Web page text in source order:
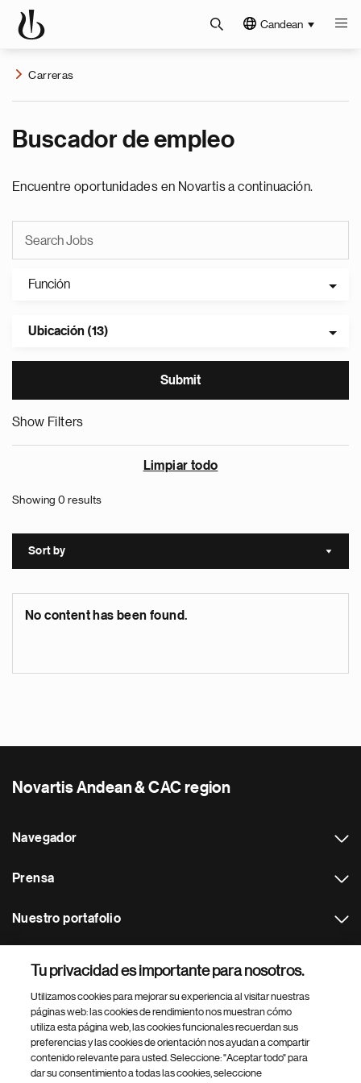
Candean
Carreras
Buscador de empleo
Encuentre oportunidades en Novartis a continuación.
Función
Ubicación (13)
Show Filters
Limpiar todo
Showing 0 results
Sort by Sort
No content has been found.
Novartis Andean & CAC region
Navegador
Prensa
Nuestro portafolio
Footer Site Search
Tu privacidad es importante para nosotros.
Utilizamos cookies para mejorar su experiencia al visitar nuestras
páginas web: las cookies de rendimiento nos muestran cómo
utiliza esta página web, las cookies funcionales recuerdan sus
preferencias y las cookies de orientación nos ayudan a compartir
contenido relevante para usted. Seleccione: "Aceptar todo" para
dar su consentimiento a todas las cookies, seleccione